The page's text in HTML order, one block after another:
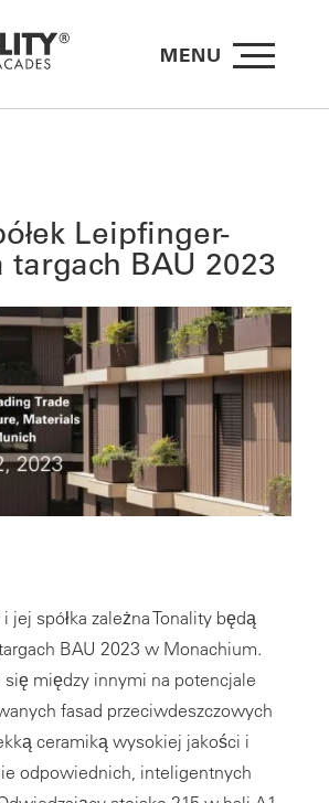
MENU
Leipfinger-
targach BAU 2023
jej spółka zależna Tonality będą
BAU 2023 w Monachium.
się między innymi na potencjale
fasad przeciwdeszczowych
ceramiką wysokiej jakości i
odpowiednich, inteligentnych